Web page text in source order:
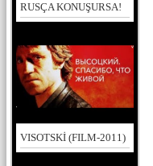
RUSÇA KONUŞURSA!
VISOTSKİ (FILM-2011)